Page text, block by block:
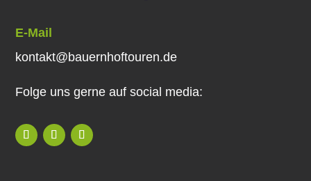
E-Mail
kontakt@bauernhoftouren.de
Folge uns gerne auf social media: